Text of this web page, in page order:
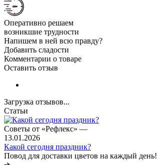
Оперативно решаем
возникшие трудности
Напишем в ней всю правду?
Добавить сладости
Комментарии о товаре
Оставить отзыв
Загрузка отзывов...
Статьи
Советы от «Рефлекс» —
13.01.2026
Какой сегодня праздник?
Повод для доставки цветов на каждый день!